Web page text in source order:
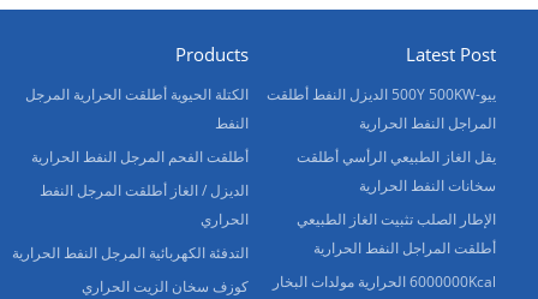
Products
الكتلة الحيوية أطلقت الحرارية المرجل
النفط
أطلقت الفحم المرجل النفط الحرارية
الديزل / الغاز أطلقت المرجل النفط
الحراري
التدفئة الكهربائية المرجل النفط الحرارية
كوزف سخان الزيت الحراري
Latest Post
ييو-500Y 500KW الديزل النفط أطلقت
المراجل النفط الحرارية
يقل الغاز الطبيعي الرأسي أطلقت
سخانات النفط الحرارية
الإطار الصلب تثبيت الغاز الطبيعي
أطلقت المراجل النفط الحرارية
6000000Kcal الحرارية مولدات البخار